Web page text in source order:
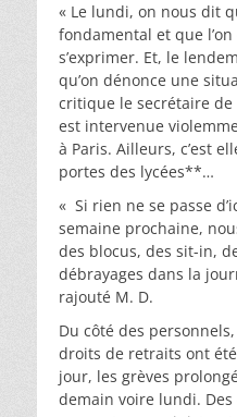
« Le lundi, on nous dit
fondamental et que
s’exprimer. Et, le
qu’on dénonce une
critique le secrétaire de
est intervenue
à Paris. Ailleurs, c’est
portes des lycées**…
« Si rien ne se passe
semaine prochaine,
des blocus, des sit-in,
débrayages dans la
rajouté M. D.
Du côté des
droits de retraits ont
jour, les grèves
demain voire lundi.